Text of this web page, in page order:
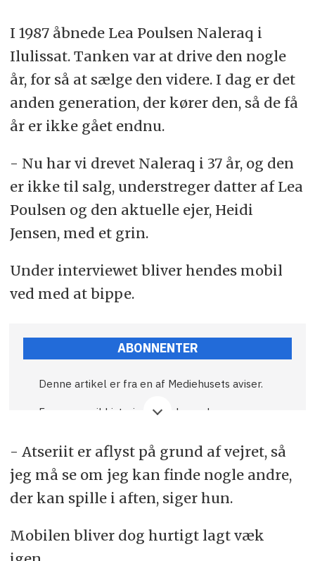
I 1987 åbnede Lea Poulsen Naleraq i
Ilulissat. Tanken var at drive den nogle
år, for så at sælge den videre. I dag er det
anden generation, der kører den, så de få
år er ikke gået endnu.
- Nu har vi drevet Naleraq i 37 år, og den
er ikke til salg, understreger datter af Lea
Poulsen og den aktuelle ejer, Heidi
Jensen, med et grin.
Under interviewet bliver hendes mobil
ved med at bippe.
ABONNENTER
Denne artikel er fra en af Mediehusets aviser.
Fremover vil historier som denne kræve
God læselyst, og god fornøjelse.
- Atseriit er aflyst på grund af vejret, så
jeg må se om jeg kan finde nogle andre,
der kan spille i aften, siger hun.
Mobilen bliver dog hurtigt lagt væk